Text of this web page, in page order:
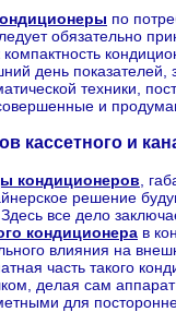
по
обязательно
день показателей,
техники,
и
кассетного и
кондиционеров ,
решение
. Здесь все дело
кондиционера в
влияния на
часть такого
делая сам
для